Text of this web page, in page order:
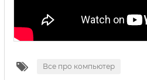
Все про компьютер